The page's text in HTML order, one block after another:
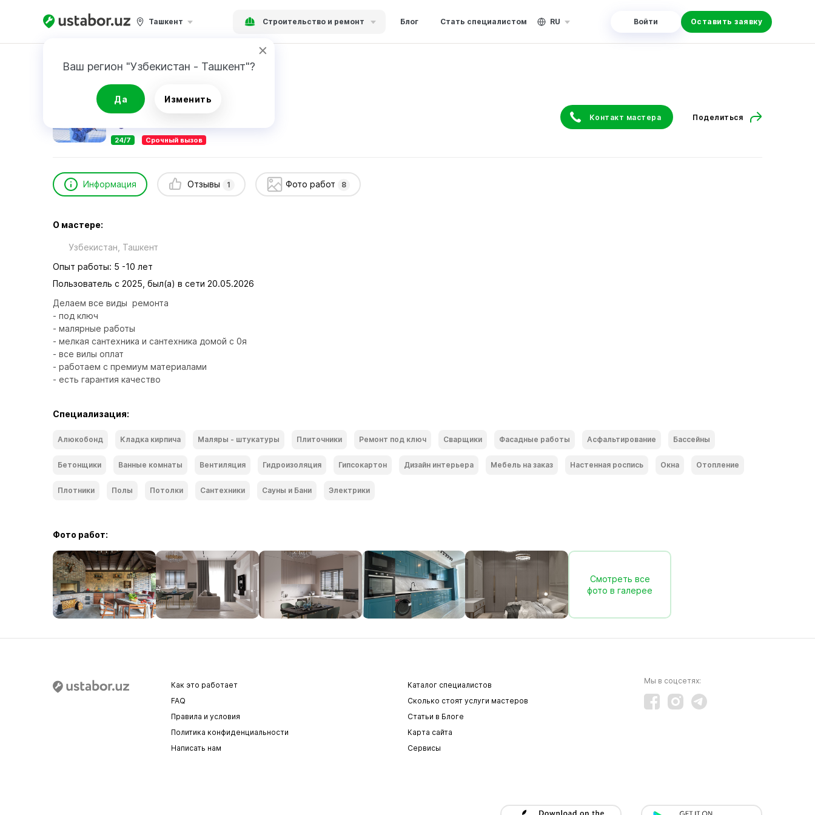
Ташкент Строительство и ремонт Блог Стать специалистом RU Войти Оставить заявку
Ваш регион "Узбекистан - Ташкент"?
Да Изменить
Главная Строительство и ремонт Азиз
24/7 Срочный вызов
Контакт мастера Поделиться
Информация Отзывы 1 Фото работ 8
О мастере:
Узбекистан, Ташкент
Опыт работы: 5 -10 лет
Пользователь с 2025, был(а) в сети 20.05.2026
Делаем все виды  ремонта
- под ключ
- малярные работы
- мелкая сантехника и сантехника домой с 0я
- все вилы оплат
- работаем с премиум материалами
- есть гарантия качество
Специализация:
Алюкобонд Кладка кирпича Маляры - штукатуры Плиточники Ремонт под ключ Сварщики Фасадные работы Асфальтирование Бассейны
Бетонщики Ванные комнаты Вентиляция Гидроизоляция Гипсокартон Дизайн интерьера Мебель на заказ Настенная роспись Окна Отопление
Плотники Полы Потолки Сантехники Сауны и Бани Электрики
Фото работ:
Смотреть все
фото в галерее
Как это работает
Каталог специалистов
FAQ
Сколько стоят услуги мастеров
Правила и условия
Статьи в Блоге
Политика конфиденциальности
Карта сайта
Написать нам
Сервисы
Мы в соцсетях: